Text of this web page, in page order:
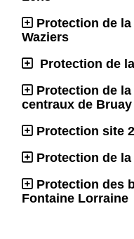
Protection de
Waziers
Protection de
Protection de
centraux de Bruay
Protection site
Protection de
Protection des
Fontaine Lorraine